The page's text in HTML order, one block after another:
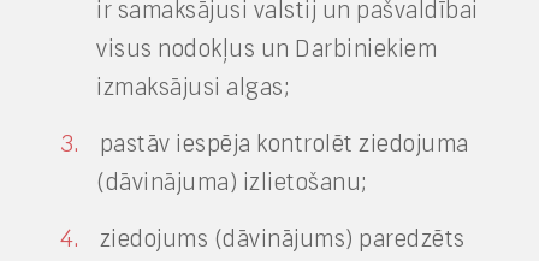
ir samaksājusi valstij un pašvaldībai
visus nodokļus un Darbiniekiem
izmaksājusi algas;
pastāv iespēja kontrolēt ziedojuma
(dāvinājuma) izlietošanu;
ziedojums (dāvinājums) paredzēts